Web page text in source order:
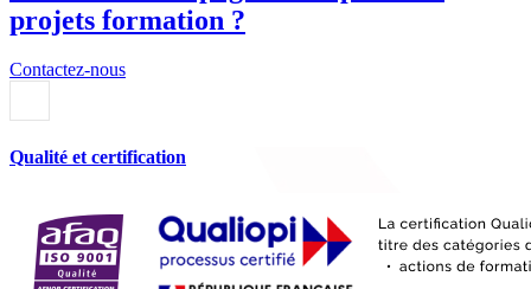
projets formation ?
Contactez-nous
Qualité et certification